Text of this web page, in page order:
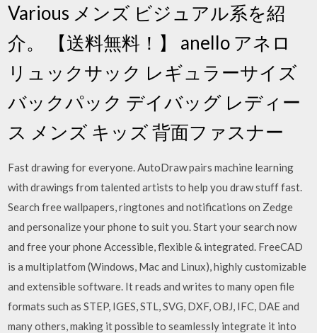
Various メンズ ビジュアル系を紹
介。 【送料無料！】 anello アネロ
リュックサック レギュラーサイズ
バックパック デイバッグ レディー
ス メンズ キッズ 背面ファスナー
Fast drawing for everyone. AutoDraw pairs machine learning
with drawings from talented artists to help you draw stuff fast.
Search free wallpapers, ringtones and notifications on Zedge
and personalize your phone to suit you. Start your search now
and free your phone Accessible, flexible & integrated. FreeCAD
is a multiplatfom (Windows, Mac and Linux), highly customizable
and extensible software. It reads and writes to many open file
formats such as STEP, IGES, STL, SVG, DXF, OBJ, IFC, DAE and
many others, making it possible to seamlessly integrate it into